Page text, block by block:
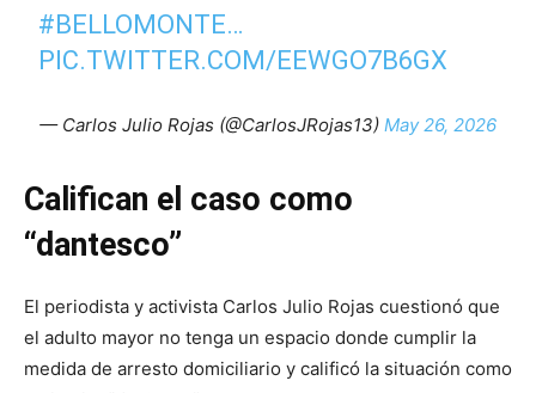
#BELLOMONTE…
PIC.TWITTER.COM/EEWGO7B6GX
— Carlos Julio Rojas (@CarlosJRojas13) May 26, 2026
Califican el caso como
“dantesco”
El periodista y activista Carlos Julio Rojas cuestionó que
el adulto mayor no tenga un espacio donde cumplir la
medida de arresto domiciliario y calificó la situación como